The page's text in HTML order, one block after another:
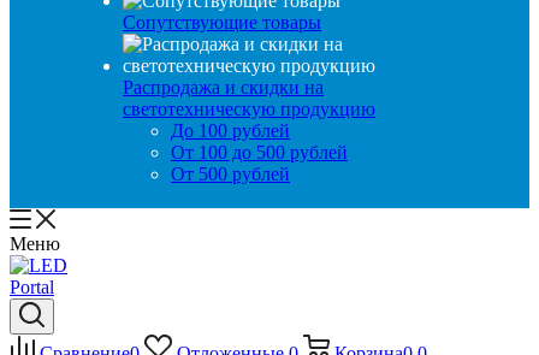
Сопутствующие товары
Распродажа и скидки на
светотехническую продукцию
До 100 рублей
От 100 до 500 рублей
От 500 рублей
Меню